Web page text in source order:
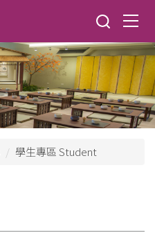
學生專區 Student